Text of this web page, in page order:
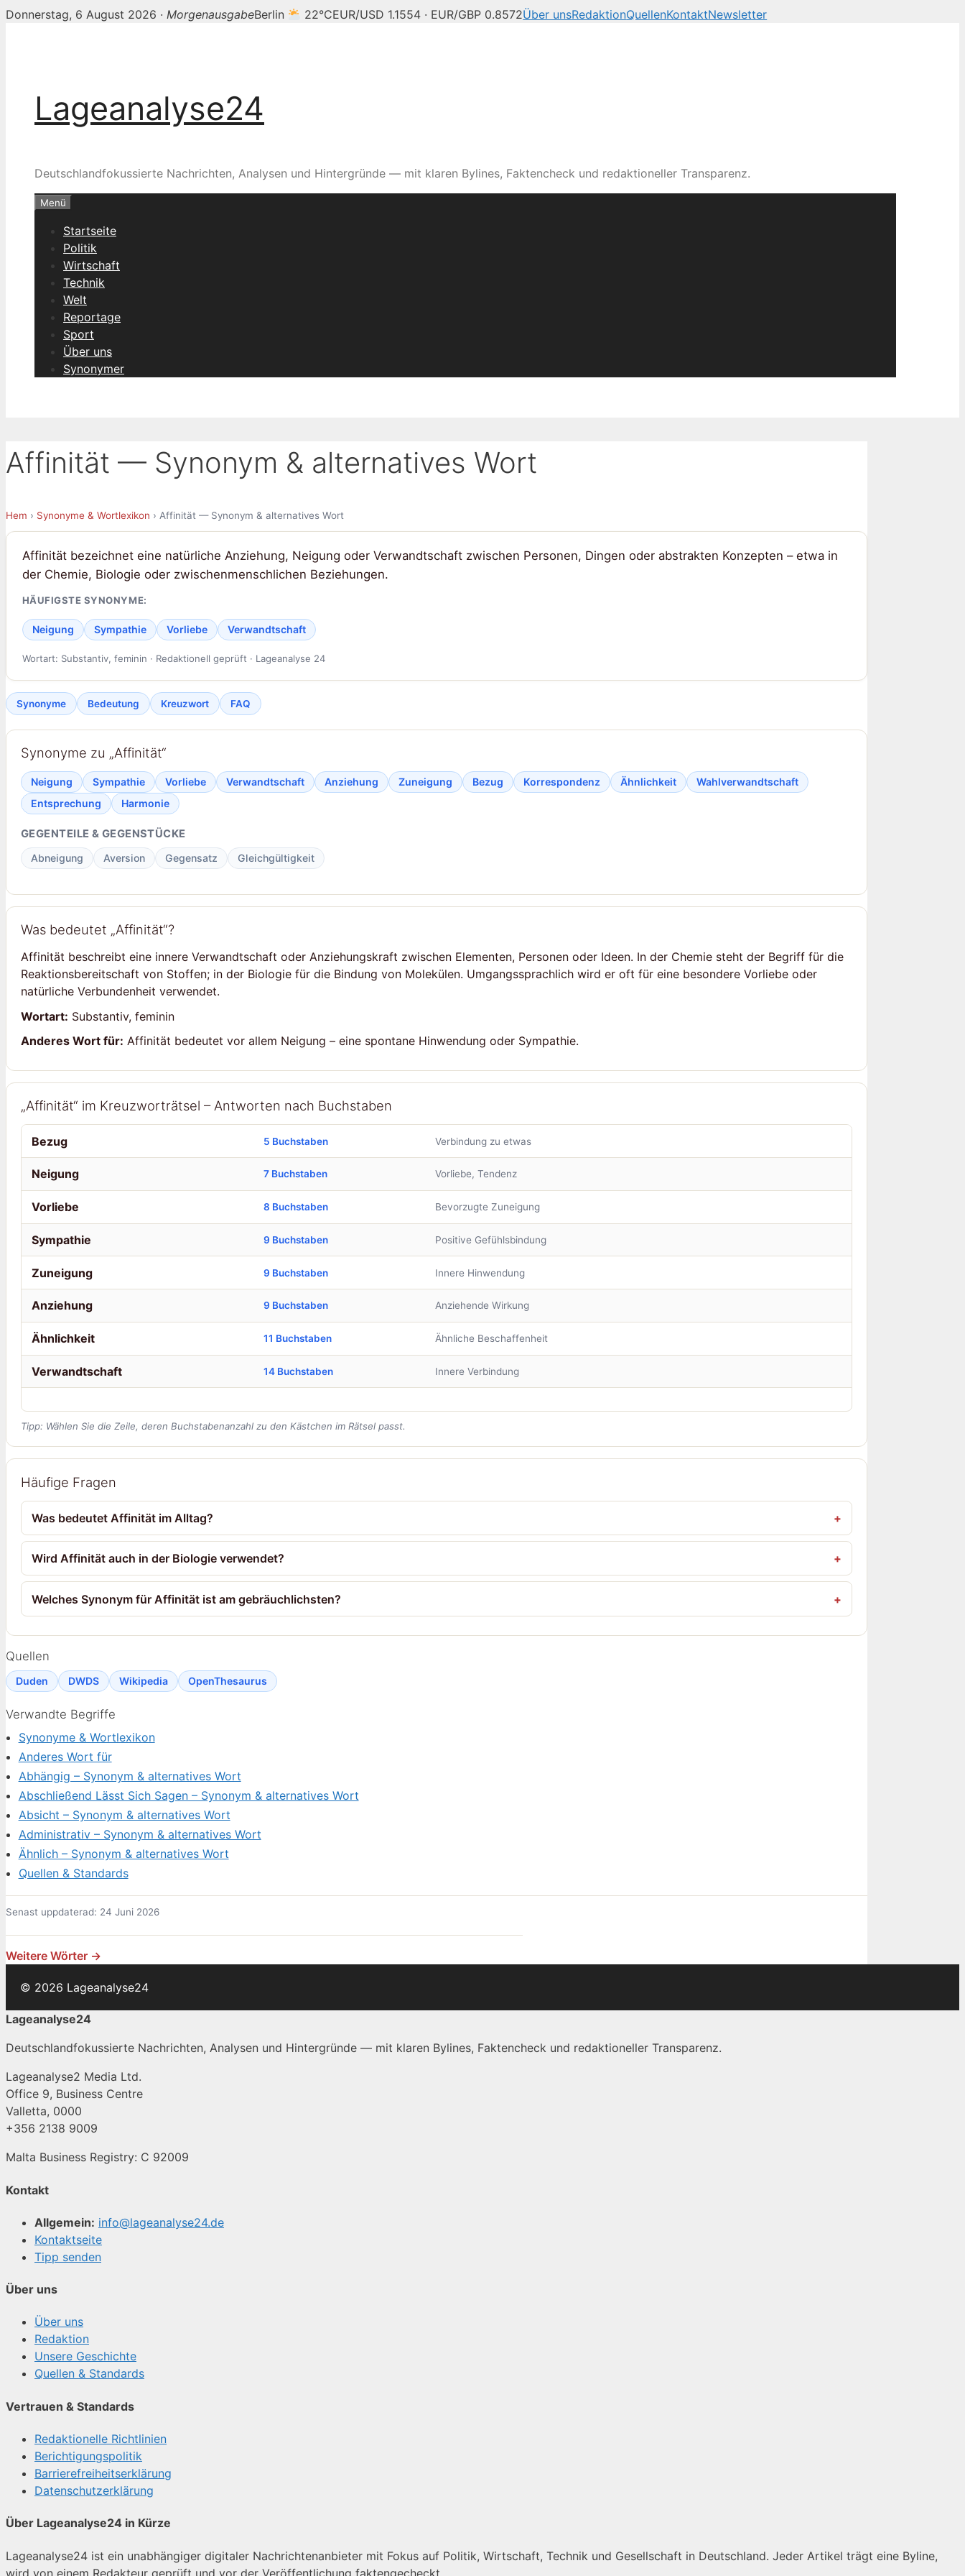
Donnerstag, 6 August 2026 · MorgenausgabeBerlin 22°CEUR/USD 1.1554 · EUR/GBP 0.8572Über unsRedaktionQuellenKontaktNewsletter
Lageanalyse24
Deutschlandfokussierte Nachrichten, Analysen und Hintergründe — mit klaren Bylines, Faktencheck und redaktioneller Transparenz.
Menü
Startseite
Politik
Wirtschaft
Technik
Welt
Reportage
Sport
Über uns
Synonymer
Affinität — Synonym & alternatives Wort
Hem › Synonyme & Wortlexikon › Affinität — Synonym & alternatives Wort
Affinität bezeichnet eine natürliche Anziehung, Neigung oder Verwandtschaft zwischen Personen, Dingen oder abstrakten Konzepten – etwa in
der Chemie, Biologie oder zwischenmenschlichen Beziehungen.
HÄUFIGSTE SYNONYME:
Neigung Sympathie Vorliebe Verwandtschaft
Wortart: Substantiv, feminin · Redaktionell geprüft · Lageanalyse 24
Synonyme Bedeutung Kreuzwort FAQ
Synonyme zu „Affinität“
Neigung Sympathie Vorliebe Verwandtschaft Anziehung Zuneigung Bezug Korrespondenz Ähnlichkeit
Wahlverwandtschaft
Entsprechung
Harmonie
GEGENTEILE & GEGENSTÜCKE
Abneigung Aversion Gegensatz Gleichgültigkeit
Was bedeutet „Affinität“?
Affinität beschreibt eine innere Verwandtschaft oder Anziehungskraft zwischen Elementen, Personen oder Ideen. In der Chemie steht der Begriff für die
Reaktionsbereitschaft von Stoffen; in der Biologie für die Bindung von Molekülen. Umgangssprachlich wird er oft für eine besondere Vorliebe oder
natürliche Verbundenheit verwendet.
Wortart: Substantiv, feminin
Anderes Wort für: Affinität bedeutet vor allem Neigung – eine spontane Hinwendung oder Sympathie.
„Affinität“ im Kreuzworträtsel – Antworten nach Buchstaben
Bezug 5 Buchstaben Verbindung zu etwas
Neigung 7 Buchstaben Vorliebe, Tendenz
Vorliebe 8 Buchstaben Bevorzugte Zuneigung
Sympathie 9 Buchstaben Positive Gefühlsbindung
Zuneigung 9 Buchstaben Innere Hinwendung
Anziehung 9 Buchstaben Anziehende Wirkung
Ähnlichkeit 11 Buchstaben Ähnliche Beschaffenheit
Verwandtschaft 14 Buchstaben Innere Verbindung
Tipp: Wählen Sie die Zeile, deren Buchstabenanzahl zu den Kästchen im Rätsel passt.
Häufige Fragen
Was bedeutet Affinität im Alltag?
Wird Affinität auch in der Biologie verwendet?
Welches Synonym für Affinität ist am gebräuchlichsten?
Quellen
Duden DWDS Wikipedia OpenThesaurus
Verwandte Begriffe
Synonyme & Wortlexikon
Anderes Wort für
Abhängig – Synonym & alternatives Wort
Abschließend Lässt Sich Sagen – Synonym & alternatives Wort
Absicht – Synonym & alternatives Wort
Administrativ – Synonym & alternatives Wort
Ähnlich – Synonym & alternatives Wort
Quellen & Standards
Senast uppdaterad: 24 Juni 2026
Weitere Wörter →
© 2026 Lageanalyse24
Lageanalyse24
Deutschlandfokussierte Nachrichten, Analysen und Hintergründe — mit klaren Bylines, Faktencheck und redaktioneller Transparenz.
Lageanalyse2 Media Ltd.
Office 9, Business Centre
Valletta, 0000
+356 2138 9009
Malta Business Registry: C 92009
Kontakt
Allgemein: info@lageanalyse24.de
Kontaktseite
Tipp senden
Über uns
Über uns
Redaktion
Unsere Geschichte
Quellen & Standards
Vertrauen & Standards
Redaktionelle Richtlinien
Berichtigungspolitik
Barrierefreiheitserklärung
Datenschutzerklärung
Über Lageanalyse24 in Kürze
Lageanalyse24 ist ein unabhängiger digitaler Nachrichtenanbieter mit Fokus auf Politik, Wirtschaft, Technik und Gesellschaft in Deutschland. Jeder Artikel trägt eine Byline,
wird von einem Redakteur geprüft und vor der Veröffentlichung faktengecheckt.